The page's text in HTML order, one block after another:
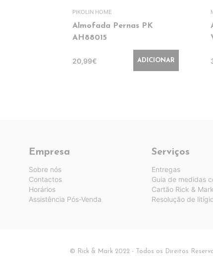
PIKOLIN HOME
Almofada Pernas PK
AH88015
20,99€ ADICIONAR
Empresa
Sobre nós
Contactos
Horários
Assistência Pós-Venda
Serviços
Entregas
Guia de medidas
Cartão Rick & Mark
Resolução de
© Rick & Mark 2022 - Todos os Direitos